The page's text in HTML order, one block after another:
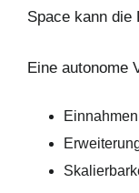
Space kann die
Eine autonome